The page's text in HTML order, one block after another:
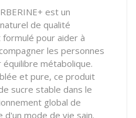
est un
de qualité
pour aider à
les personnes
métabolique.
et pure, ce produit
sucre stable dans le
global de
d'un mode de vie sain.